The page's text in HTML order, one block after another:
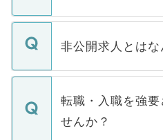
ご登録いただきま
登録内容を確認し
ます。通常、5営業
いただきますので
非公開求人とはな
マイナビDOCTOR
うち約3割は、Web
けない「非公開求
下記の理由によっ
転職・入職を強
せんか？